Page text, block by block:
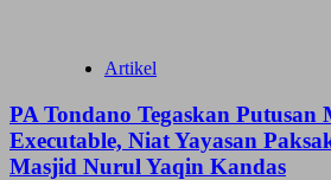
Artikel
PA Tondano Tegaskan Putusan
Executable, Niat Yayasan
Masjid Nurul Yaqin Kandas